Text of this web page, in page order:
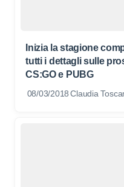
Inizia la stagione
tutti i dettagli sulle
CS:GO e PUBG
08/03/2018 Claudia